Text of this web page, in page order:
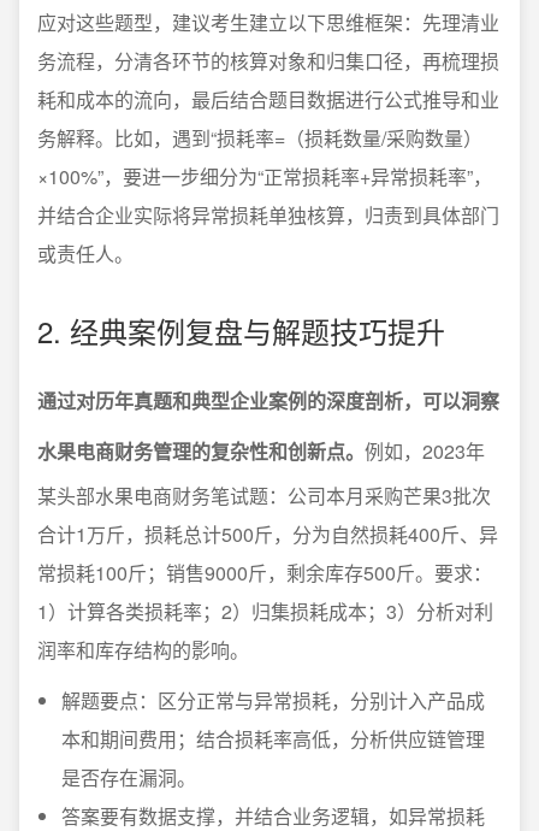
应对这些题型，建议考生建立以下思维框架：先理清业
务流程，分清各环节的核算对象和归集口径，再梳理损
耗和成本的流向，最后结合题目数据进行公式推导和业
务解释。比如，遇到“损耗率=（损耗数量/采购数量）
×100%”，要进一步细分为“正常损耗率+异常损耗率”，
并结合企业实际将异常损耗单独核算，归责到具体部门
或责任人。
2. 经典案例复盘与解题技巧提升
通过对历年真题和典型企业案例的深度剖析，可以洞察
水果电商财务管理的复杂性和创新点。 例如，2023年
某头部水果电商财务笔试题：公司本月采购芒果3批次
合计1万斤，损耗总计500斤，分为自然损耗400斤、异
常损耗100斤；销售9000斤，剩余库存500斤。要求：
1）计算各类损耗率；2）归集损耗成本；3）分析对利
润率和库存结构的影响。
解题要点：区分正常与异常损耗，分别计入产品成
本和期间费用；结合损耗率高低，分析供应链管理
是否存在漏洞。
答案要有数据支撑，并结合业务逻辑，如异常损耗